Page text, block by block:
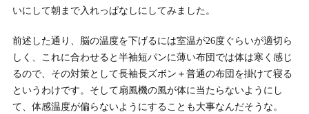
いにして朝まで入れっぱなしにしてみました。
前述した通り、脳の温度を下げるには室温が26度ぐらいが適切ら
しく、これに合わせると半袖短パンに薄い布団では体は寒く感じ
るので、その対策として長袖長ズボン＋普通の布団を掛けて寝る
というわけです。そして扇風機の風が体に当たらないようにし
て、体感温度が偏らないようにすることも大事なんだそうな。